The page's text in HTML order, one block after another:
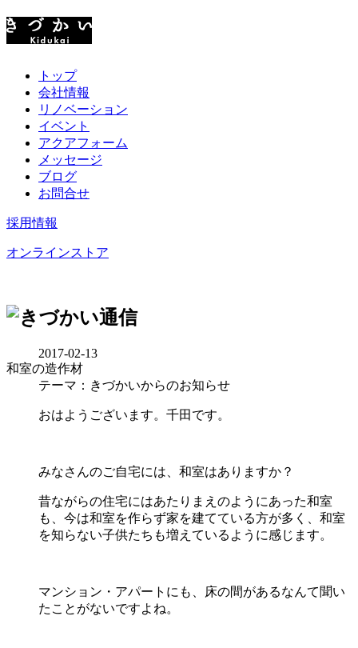
トップ
会社情報
リノベーション
イベント
アクアフォーム
メッセージ
ブログ
お問合せ
採用情報
オンラインストア
2017-02-13
和室の造作材
テーマ：きづかいからのお知らせ
おはようございます。千田です。
みなさんのご自宅には、和室はありますか？
昔ながらの住宅にはあたりまえのようにあった和室
も、今は和室を作らず家を建てている方が多く、和室
を知らない子供たちも増えているように感じます。
マンション・アパートにも、床の間があるなんて聞い
たことがないですよね。